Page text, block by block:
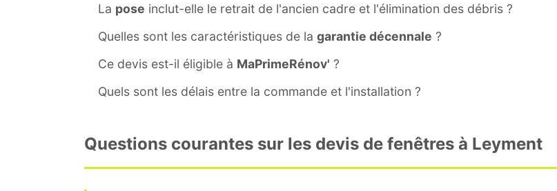
La pose inclut-elle le retrait de l'ancien cadre et l'élimination des débris ?
Quelles sont les caractéristiques de la garantie décennale ?
Ce devis est-il éligible à MaPrimeRénov' ?
Quels sont les délais entre la commande et l'installation ?
Questions courantes sur les devis de fenêtres à Leyment